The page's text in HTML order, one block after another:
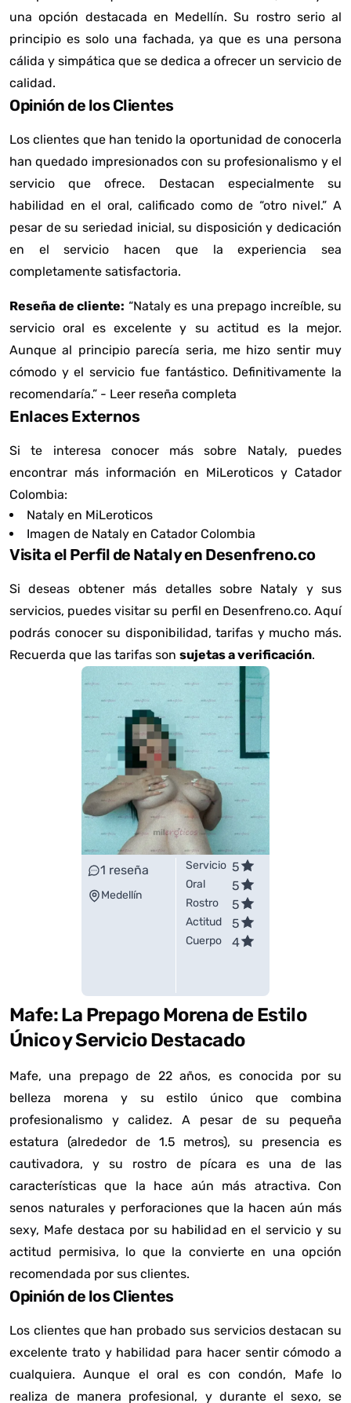
una opción destacada en Medellín. Su rostro serio al
principio es solo una fachada, ya que es una persona
cálida y simpática que se dedica a ofrecer un servicio de
calidad.
Opinión de los Clientes
Los clientes que han tenido la oportunidad de conocerla
han quedado impresionados con su profesionalismo y el
servicio que ofrece. Destacan especialmente su
habilidad en el oral, calificado como de “otro nivel.” A
pesar de su seriedad inicial, su disposición y dedicación
en el servicio hacen que la experiencia sea
completamente satisfactoria.
Reseña de cliente: “Nataly es una prepago increíble, su
servicio oral es excelente y su actitud es la mejor.
Aunque al principio parecía seria, me hizo sentir muy
cómodo y el servicio fue fantástico. Definitivamente la
recomendaría.” - Leer reseña completa
Enlaces Externos
Si te interesa conocer más sobre Nataly, puedes
encontrar más información en MiLeroticos y Catador
Colombia:
Nataly en MiLeroticos
Imagen de Nataly en Catador Colombia
Visita el Perfil de Nataly en Desenfreno.co
Si deseas obtener más detalles sobre Nataly y sus
servicios, puedes visitar su perfil en Desenfreno.co. Aquí
podrás conocer su disponibilidad, tarifas y mucho más.
Recuerda que las tarifas son sujetas a verificación.
1 reseña
Medellín
Servicio 5
Oral 5
Rostro 5
Actitud 5
Cuerpo 4
Mafe: La Prepago Morena de Estilo
Único y Servicio Destacado
Mafe, una prepago de 22 años, es conocida por su
belleza morena y su estilo único que combina
profesionalismo y calidez. A pesar de su pequeña
estatura (alrededor de 1.5 metros), su presencia es
cautivadora, y su rostro de pícara es una de las
características que la hace aún más atractiva. Con
senos naturales y perforaciones que la hacen aún más
sexy, Mafe destaca por su habilidad en el servicio y su
actitud permisiva, lo que la convierte en una opción
recomendada por sus clientes.
Opinión de los Clientes
Los clientes que han probado sus servicios destacan su
excelente trato y habilidad para hacer sentir cómodo a
cualquiera. Aunque el oral es con condón, Mafe lo
realiza de manera profesional, y durante el sexo, se